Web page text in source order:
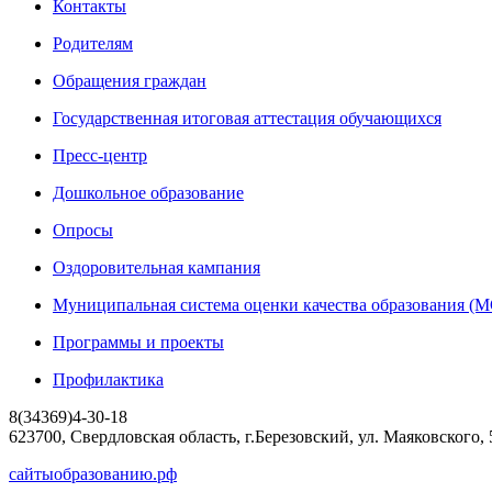
Контакты
Родителям
Обращения граждан
Государственная итоговая аттестация обучающихся
Пресс-центр
Дошкольное образование
Опросы
Оздоровительная кампания
Муниципальная система оценки качества образования
Программы и проекты
Профилактика
8(34369)4-30-18
623700, Свердловская область, г.Березовский, ул. Маяковского,
сайтыобразованию.рф